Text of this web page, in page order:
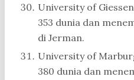
University of
353 dunia dan
di Jerman.
University of
380 dunia dan